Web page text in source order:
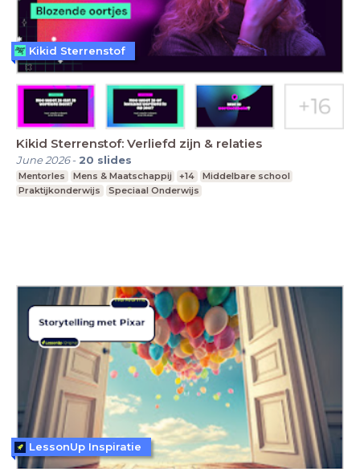
Kikid Sterrenstof: Verliefd zijn & relaties
June 2026- 20 slides
Mentorles Mens & Maatschappij +14
Middelbare school
Praktijkonderwijs
Speciaal Onderwijs
Kikid Sterrenstof
LessonUp Inspiratie